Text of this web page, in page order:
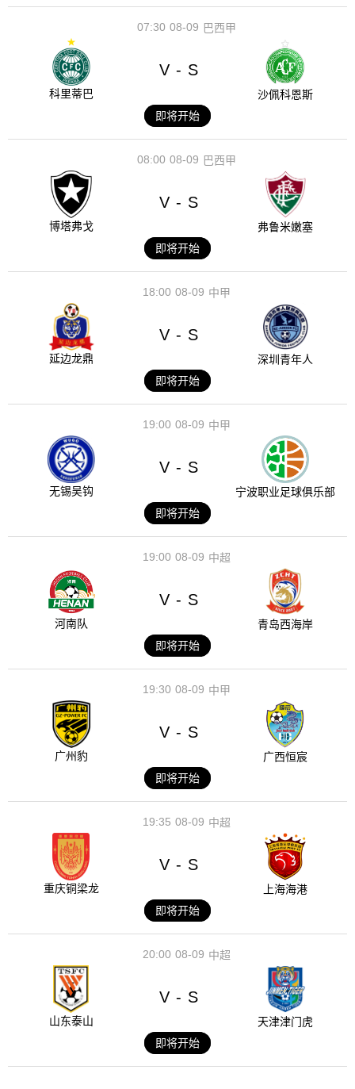
08-09
07:30 巴西甲
科里蒂巴
V - S
沙佩科恩斯
即将开始
08-09
08:00 巴西甲
博塔弗戈
V - S
弗鲁米嫩塞
即将开始
08-09
18:00 中甲
延边龙鼎
V - S
深圳青年人
即将开始
08-09
19:00 中甲
无锡吴钩
V - S
宁波职业足球俱乐部
即将开始
08-09
19:00 中超
河南队
V - S
青岛西海岸
即将开始
08-09
19:30 中甲
广州豹
V - S
广西恒宸
即将开始
08-09
19:35 中超
重庆铜梁龙
V - S
上海海港
即将开始
08-09
20:00 中超
山东泰山
V - S
天津津门虎
即将开始